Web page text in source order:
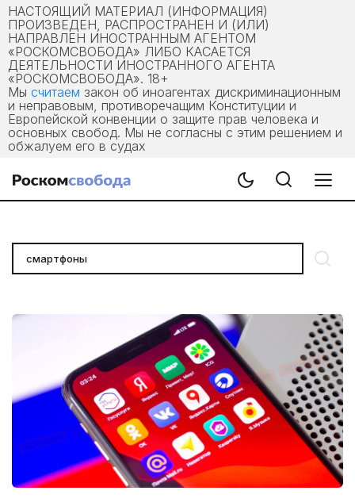
НАСТОЯЩИЙ МАТЕРИАЛ (ИНФОРМАЦИЯ)
ПРОИЗВЕДЕН, РАСПРОСТРАНЕН И (ИЛИ)
НАПРАВЛЕН ИНОСТРАННЫМ АГЕНТОМ
«РОСКОМСВОБОДА» ЛИБО КАСАЕТСЯ
ДЕЯТЕЛЬНОСТИ ИНОСТРАННОГО АГЕНТА
«РОСКОМСВОБОДА». 18+
Мы считаем закон об иноагентах дискриминационным
и неправовым, противоречащим Конституции и
Европейской конвенции о защите прав человека и
основных свобод. Мы не согласны с этим решением и
обжалуем его в судах